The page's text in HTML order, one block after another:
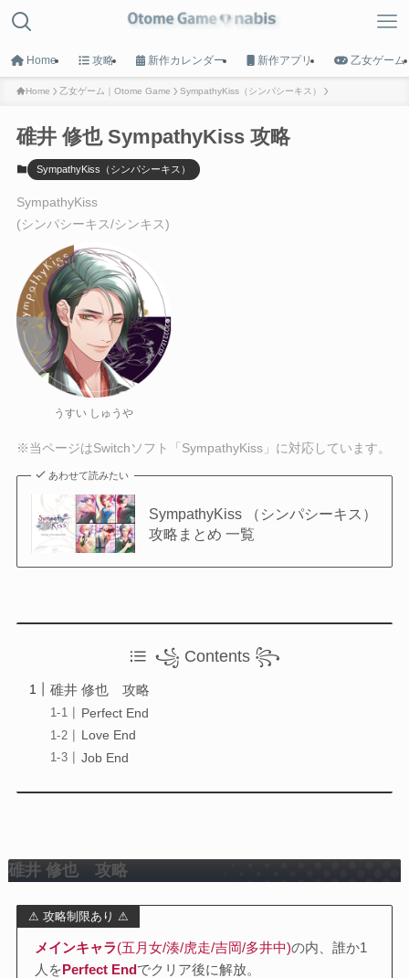
MENU
攻略タイトル一覧
乙女ゲーム
検索
Home 攻略 新作カレンダー 新作アプリ 乙女ゲーム
Home 乙女ゲーム｜Otome Game SympathyKiss（シンパシーキス）
碓井 修也 SympathyKiss 攻略
SympathyKiss（シンパシーキス）
SympathyKiss
(シンパシーキス/シンキス)
うすい しゅうや
※当ページはSwitchソフト「SympathyKiss」に対応しています。
あわせて読みたい
SympathyKiss （シンパシーキス）
攻略まとめ 一覧
꧁ Contents ꧂
碓井 修也 攻略
Perfect End
Love End
Job End
碓井 修也攻略
⚠ 攻略制限あり ⚠
メインキャラ(五月女/湊/虎走/吉岡/多井中)の内、誰か1
人をPerfect Endでクリア後に解放。